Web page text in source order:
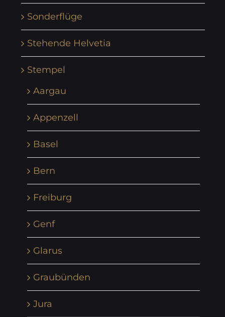
Sonderflüge
Stehende Helvetia
Stempel
Aargau
Appenzell
Basel
Bern
Freiburg
Genf
Glarus
Graubünden
Jura